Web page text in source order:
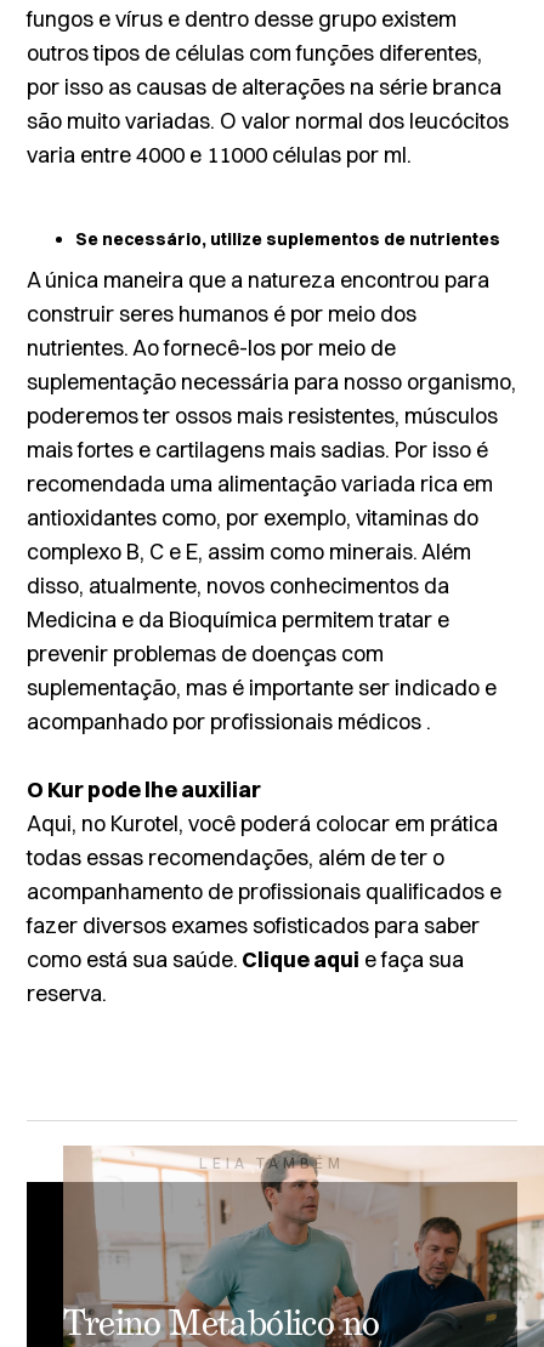
fungos e vírus e dentro desse grupo existem
outros tipos de células com funções diferentes,
por isso as causas de alterações na série branca
são muito variadas. O valor normal dos leucócitos
varia entre 4000 e 11000 células por ml.
Se necessário, utilize suplementos de nutrientes
A única maneira que a natureza encontrou para
construir seres humanos é por meio dos
nutrientes. Ao fornecê-los por meio de
suplementação necessária para nosso organismo,
poderemos ter ossos mais resistentes, músculos
mais fortes e cartilagens mais sadias. Por isso é
recomendada uma alimentação variada rica em
antioxidantes como, por exemplo, vitaminas do
complexo B, C e E, assim como minerais. Além
disso, atualmente, novos conhecimentos da
Medicina e da Bioquímica permitem tratar e
prevenir problemas de doenças com
suplementação, mas é importante ser indicado e
acompanhado por profissionais médicos .
O Kur pode lhe auxiliar
Aqui, no Kurotel, você poderá colocar em prática
todas essas recomendações, além de ter o
acompanhamento de profissionais qualificados e
fazer diversos exames sofisticados para saber
como está sua saúde. Clique aqui e faça sua
reserva.
LEIA TAMBÉM
Treino Metabólico no